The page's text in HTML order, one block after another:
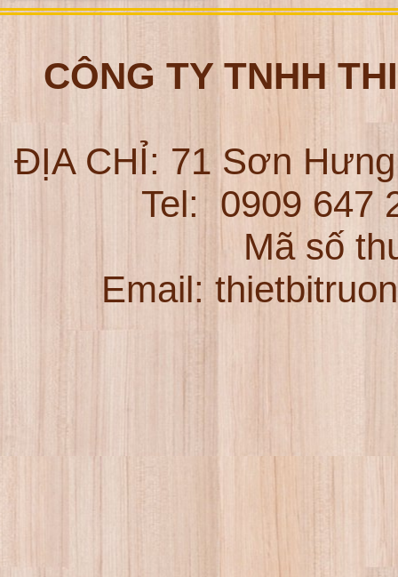
CÔNG TY TNHH
ĐỊA CHỈ: 71 Sơn
Tel: 0909
Mã số
Email: